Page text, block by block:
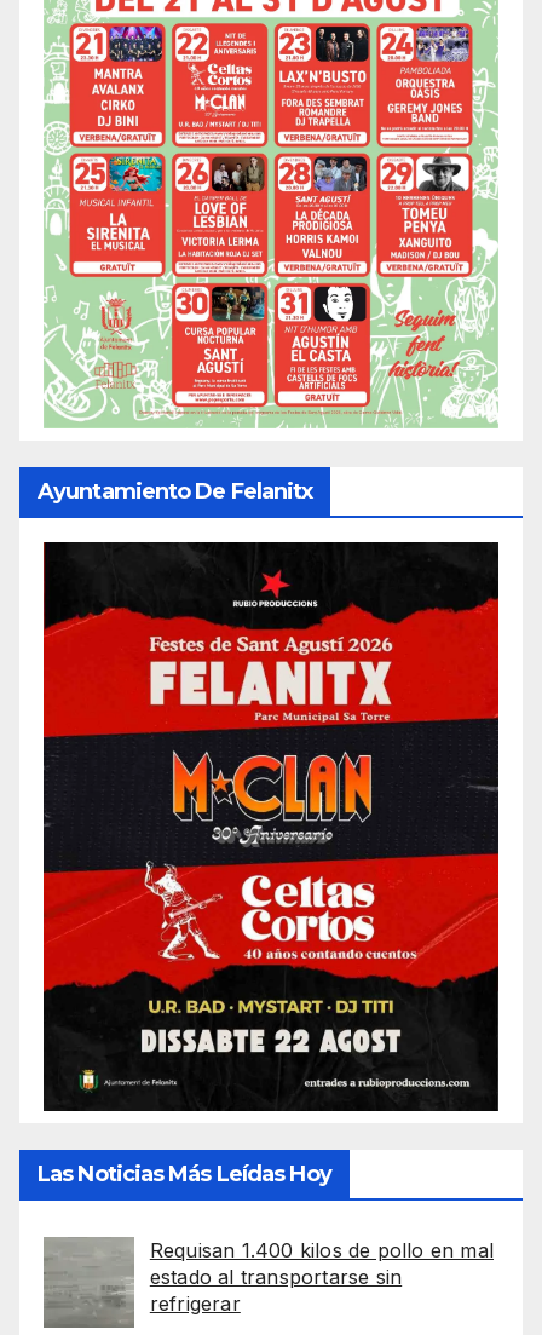
Ayuntamiento De Felanitx
Las Noticias Más Leídas Hoy
Requisan 1.400 kilos de pollo en mal
estado al transportarse sin
refrigerar